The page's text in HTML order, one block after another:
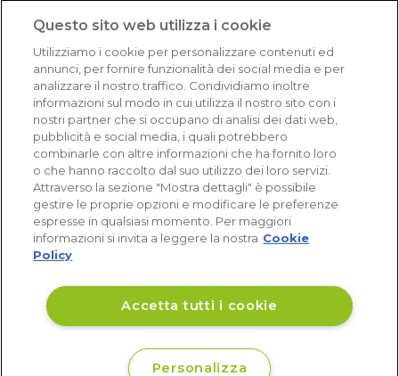
Eccellente (4,8)
Acquisti verificati
Questo sito web utilizza i cookie
Utilizziamo i cookie per personalizzare contenuti ed
annunci, per fornire funzionalità dei social media e per
analizzare il nostro traffico. Condividiamo inoltre
informazioni sul modo in cui utilizza il nostro sito con i
nostri partner che si occupano di analisi dei dati web,
pubblicità e social media, i quali potrebbero
combinarle con altre informazioni che ha fornito loro
o che hanno raccolto dal suo utilizzo dei loro servizi.
Attraverso la sezione "Mostra dettagli" è possibile
gestire le proprie opzioni e modificare le preferenze
espresse in qualsiasi momento. Per maggiori
informazioni si invita a leggere la nostra Cookie
Policy
Accetta tutti i cookie
Personalizza